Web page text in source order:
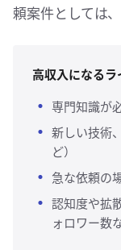
頼案件としては
高収入になる
専門知識が
新しい技術
ど）
急な依頼の
認知度や拡
ォロワー数